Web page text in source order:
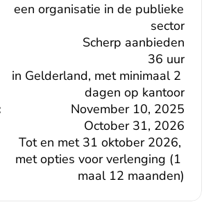
een organisatie in de publieke
sector
Scherp aanbieden
36 uur
in Gelderland, met minimaal 2
dagen op kantoor
Tot en met 31 oktober 2026,
met opties voor verlenging (1
maal 12 maanden)
October 31, 2026
November 10, 2025